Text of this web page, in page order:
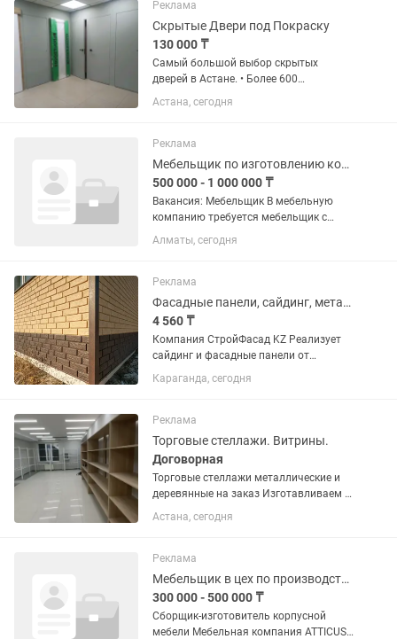
дверей высотой до 3000 мм под заказ
за 10...
Реклама
Скрытые Двери под Покраску
130 000 ₸
Самый большой выбор скрытых
дверей в Астане. • Более 600
выполненных заказов. • В наличии
двери высотой 2000мм, 2200мм,
дверей высотой до 3000 мм под заказ
за 10...
Астана, сегодня
Реклама
Мебельщик по изготовлению корпусной мебели
500 000 - 1 000 000 ₸
Вакансия: Мебельщик В мебельную
компанию требуется мебельщик с
опытом работы. Обязанности:
•Изготовление и сборка корпусной
•Работа с ЛДСП, МДФ, шпоном и...
Алматы, сегодня
Реклама
Фасадные панели, сайдинг, металлочерепица, проф. Лист мягкая кровля
4 560 ₸
Компания СтройФасад KZ Реализует
сайдинг и фасадные панели от
Немецких, Белорусских, Российских
производителей. Металлический
Кровельные материалы...
Караганда, сегодня
Реклама
Торговые стеллажи. Витрины.
Договорная
Торговые стеллажи металлические и
деревянные на заказ Изготавливаем и
поставляем торговые стеллажи для
магазинов, супермаркетов, бутиков,
Астана, сегодня
Реклама
Мебельщик в цех по производству корпусной мебели
300 000 - 500 000 ₸
Сборщик-изготовитель корпусной
мебели Мебельная компания ATTICUS